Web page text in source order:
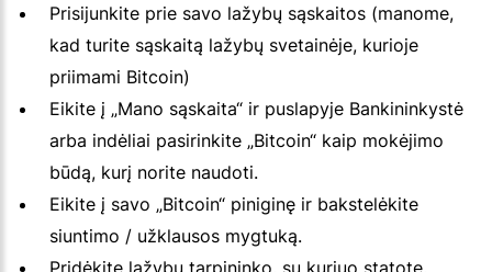
Prisijunkite prie savo lažybų sąskaitos (manome,
kad turite sąskaitą lažybų svetainėje, kurioje
priimami Bitcoin)
Eikite į „Mano sąskaita“ ir puslapyje Bankininkystė
arba indėliai pasirinkite „Bitcoin“ kaip mokėjimo
būdą, kurį norite naudoti.
Eikite į savo „Bitcoin“ piniginę ir bakstelėkite
siuntimo / užklausos mygtuką.
Pridėkite lažybų tarpininko, su kuriuo statote,